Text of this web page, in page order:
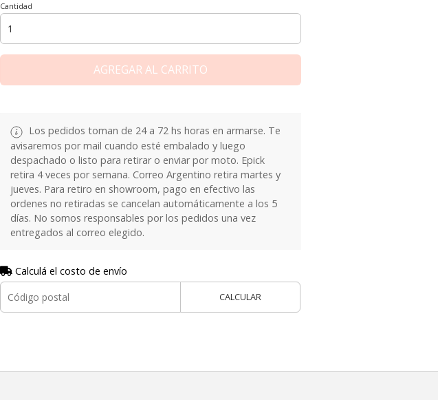
Cantidad
AGREGAR AL CARRITO
Los pedidos toman de 24 a 72 hs horas en armarse. Te
avisaremos por mail cuando esté embalado y luego
despachado o listo para retirar o enviar por moto. Epick
retira 4 veces por semana. Correo Argentino retira martes y
jueves. Para retiro en showroom, pago en efectivo las
ordenes no retiradas se cancelan automáticamente a los 5
días. No somos responsables por los pedidos una vez
entregados al correo elegido.
Calculá el costo de envío
CALCULAR